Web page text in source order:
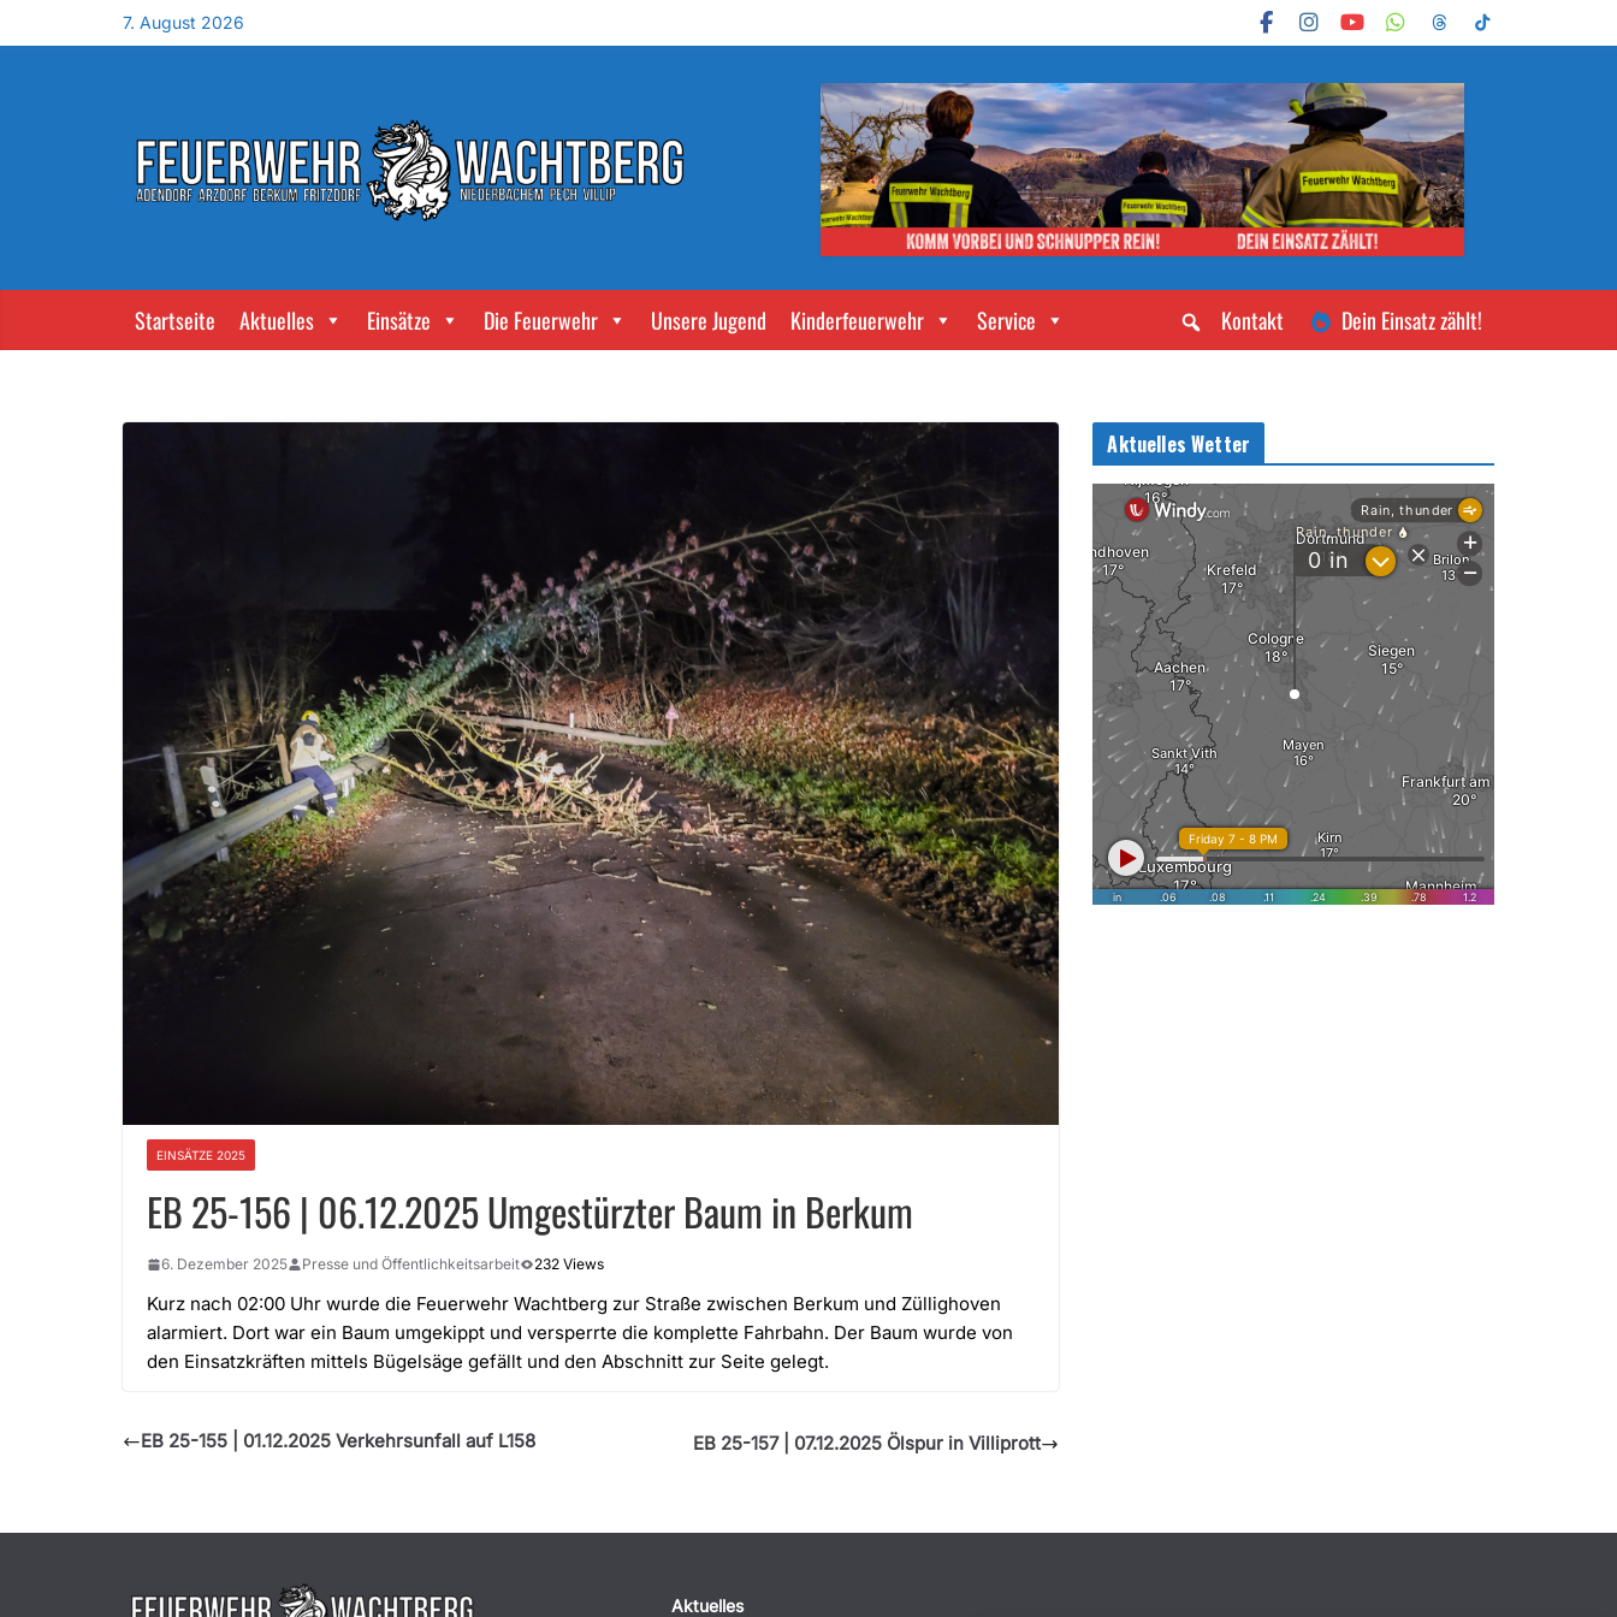
7. August 2026
Startseite Aktuelles Einsätze Die Feuerwehr Unsere Jugend Kinderfeuerwehr Service Dein Einsatz zählt!
Kontakt
EINSÄTZE 2025
EB 25-156 | 06.12.2025 Umgestürzter Baum in Berkum
6. Dezember 2025 Presse und Öffentlichkeitsarbeit 232 Views
Kurz nach 02:00 Uhr wurde die Feuerwehr Wachtberg zur Straße zwischen Berkum und Züllighoven
alarmiert. Dort war ein Baum umgekippt und versperrte die komplette Fahrbahn. Der Baum wurde von
den Einsatzkräften mittels Bügelsäge gefällt und den Abschnitt zur Seite gelegt.
EB 25-155 | 01.12.2025 Verkehrsunfall auf L158 EB 25-157 | 07.12.2025 Ölspur in Villiprott
Aktuelles Wetter
Aktuelles